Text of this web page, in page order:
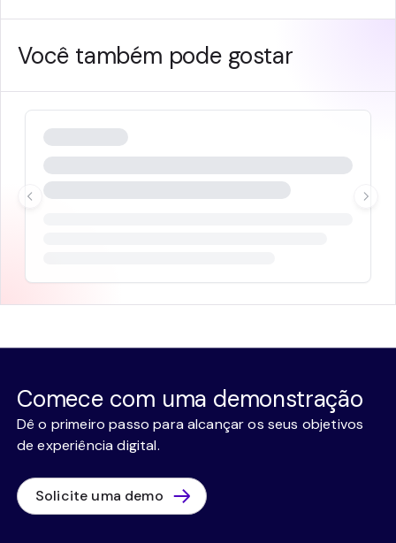
Você também pode gostar
Comece com uma demonstração
Dê o primeiro passo para alcançar os seus objetivos
de experiência digital.
Solicite uma demo